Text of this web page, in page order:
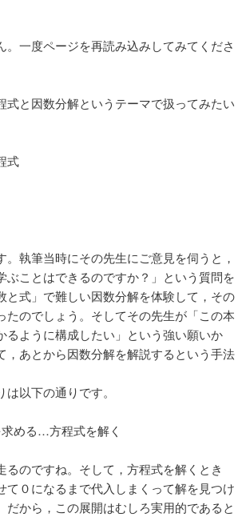
一度ページを再読み込みしてみてくださ
と因数分解というテーマで扱ってみたい
式
執筆当時にその先生にご意見を伺うと，
ぶことはできるのですか？」という質問を
式」で難しい因数分解を体験して，その
のでしょう。そしてその先生が「この本
ように構成したい」という強い願いか
あとから因数分解を解説するという手法
以下の通りです。
める…方程式を解く
のですね。そして，方程式を解くとき
０になるまで代入しまくって解を見つけ
から，この展開はむしろ実用的であると